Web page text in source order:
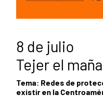
8 de julio
Tejer el
Tema: Redes de
existir en la